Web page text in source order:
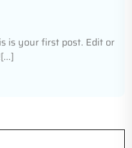
is your first post. Edit or